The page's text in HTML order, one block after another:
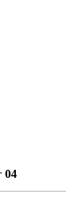
04